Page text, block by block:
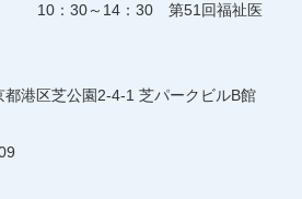
：30 第51回福祉医
区芝公園2-4-1 芝パークビルB館